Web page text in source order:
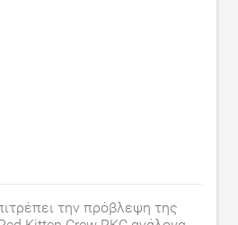
την πρόβλεψη της